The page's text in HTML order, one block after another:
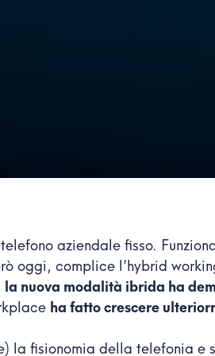
aziendale fisso.
oggi, complice l’hybrid
la nuova modalità ibrida ha
ha fatto crescere
la fisionomia della telefonia